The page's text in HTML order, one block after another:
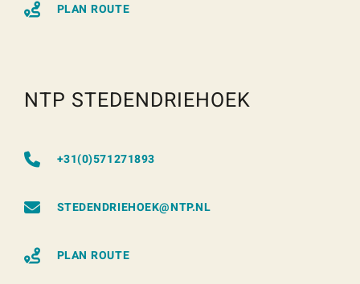
PLAN ROUTE
NTP STEDENDRIEHOEK
+31(0)571271893
STEDENDRIEHOEK@NTP.NL
PLAN ROUTE